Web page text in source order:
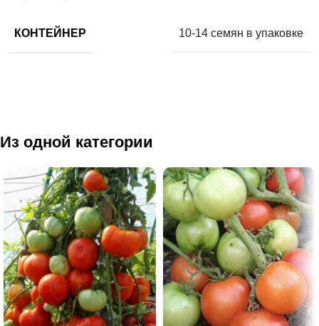
КОНТЕЙНЕР 10-14 семян в упаковке
Из одной категории